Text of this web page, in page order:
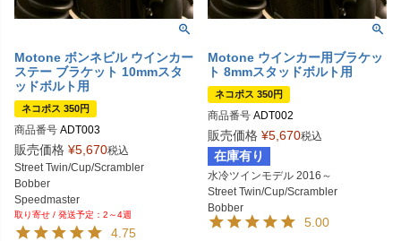
Motone ボンネビル ウインカー
ステー ブラケット 10mmスタ
ッドボルト用
ネコポス 350円
商品番号 ADT003
前の型番はADT001
販売価格 ¥5,670税込
Street Twin/Cup/Scrambler
Bobber
Speedmaster
T100/T120
Thruxton
2～4週
4.75
Motone ウインカー用ブラケッ
ト 8mmスタッドボルト用
ネコポス 350円
商品番号 ADT002
販売価格 ¥5,670税込
在庫有り
水冷ツインモデル 2016～
Street Twin/Cup/Scrambler
Bobber
Speedmaster
5.00